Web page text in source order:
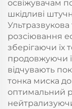
освіжувачам
шкідливі
Ультразвукова
розсіювання
зберігаючи їх
продовжуючи
відчувають
тонка миска
оптимальний